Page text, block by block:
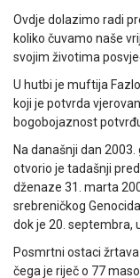
Ovdje dolazimo radi
koliko čuvamo naše
svojim životima
U hutbi je muftija
koji je potvrda
bogobojaznost
Na današnji dan
otvorio je tadašnji
dženaze 31. marta
srebreničkog
dok je 20. septembra,
Posmrtni ostaci
čega je riječ o 77